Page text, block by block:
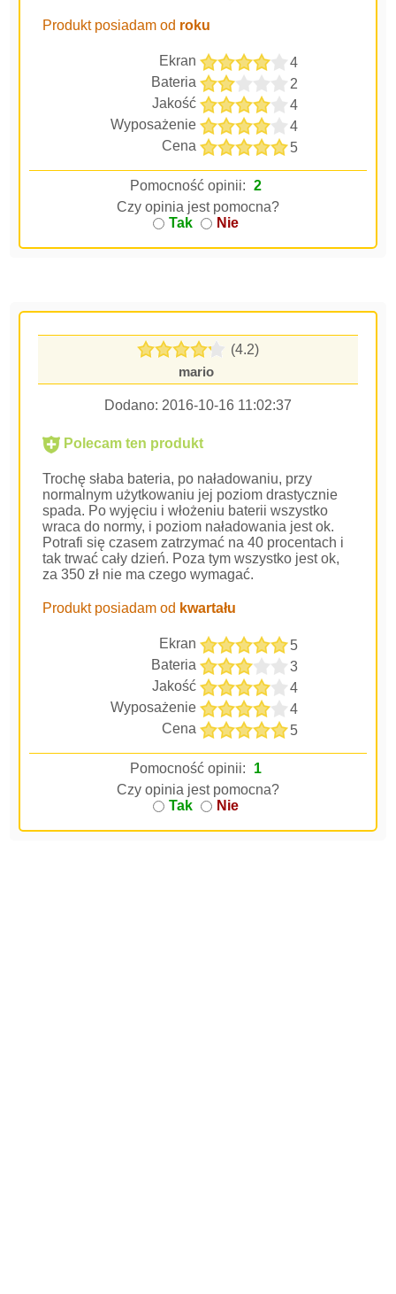
Produkt posiadam od roku
Ekran
4
Bateria
2
Jakość
4
Wyposażenie
4
Cena
5
Pomocność opinii: 2
Czy opinia jest pomocna?
Tak
Nie
(4.2)
mario
Dodano: 2016-10-16 11:02:37
Polecam ten produkt
Trochę słaba bateria, po naładowaniu, przy
normalnym użytkowaniu jej poziom drastycznie
spada. Po wyjęciu i włożeniu baterii wszystko
wraca do normy, i poziom naładowania jest ok.
Potrafi się czasem zatrzymać na 40 procentach i
tak trwać cały dzień. Poza tym wszystko jest ok,
za 350 zł nie ma czego wymagać.
Produkt posiadam od kwartału
Ekran
5
Bateria
3
Jakość
4
Wyposażenie
4
Cena
5
Pomocność opinii:
1
Czy opinia jest pomocna?
Tak
Nie